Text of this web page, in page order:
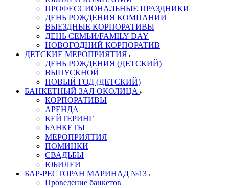
ПРОФЕССИОНАЛЬНЫЕ ПРАЗДНИКИ
ДЕНЬ РОЖДЕНИЯ КОМПАНИИ
ВЫЕЗДНЫЕ КОРПОРАТИВЫ
ДЕНЬ СЕМЬИ/FAMILY DAY
НОВОГОДНИЙ КОРПОРАТИВ
ДЕТСКИЕ МЕРОПРИЯТИЯ
ДЕНЬ РОЖДЕНИЯ (ДЕТСКИЙ)
ВЫПУСКНОЙ
НОВЫЙ ГОД (ДЕТСКИЙ)
БАНКЕТНЫЙ ЗАЛ ОКОЛИЦА
КОРПОРАТИВЫ
АРЕНДА
КЕЙТЕРИНГ
БАНКЕТЫ
МЕРОПРИЯТИЯ
ПОМИНКИ
СВАДЬБЫ
ЮБИЛЕИ
БАР-РЕСТОРАН МАРИНАД №13
Проведение банкетов